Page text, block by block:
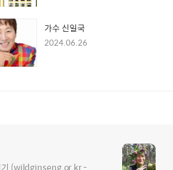
가수 신일국
2024.06.26
기 (wildginseng.or.kr -